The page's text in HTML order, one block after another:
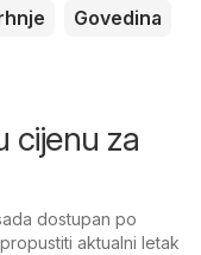
Govedina
cijenu za
dostupan po
aktualni letak